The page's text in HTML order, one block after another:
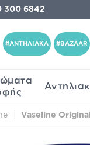
300 6842
#ΑΝΤΗΛΙΑΚΑ #BAZAAR
Vaseline